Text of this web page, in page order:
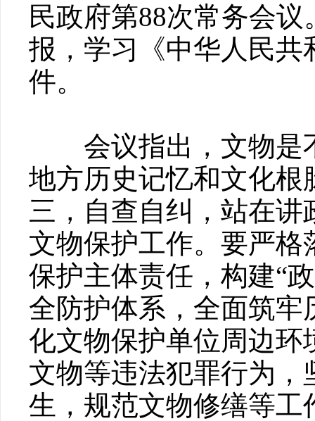
民政府第88次常务会
报，学习《中华人民
件。
会议指出，文物是
地方历史记忆和文化
三，自查自纠，站在
文物保护工作。要严
保护主体责任，构建“
全防护体系，全面筑
化文物保护单位周边
文物等违法犯罪行为
生，规范文物修缮等